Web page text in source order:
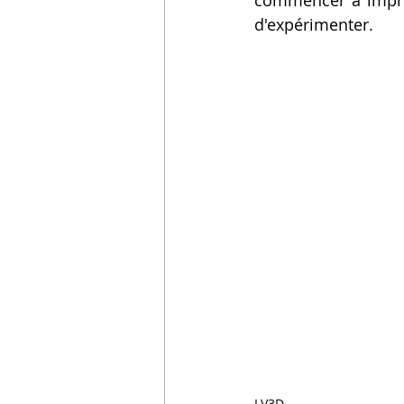
d'expérimenter.